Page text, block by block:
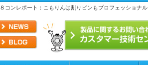
８コンレポート：こもりんは割りピンもプロフェッショナル